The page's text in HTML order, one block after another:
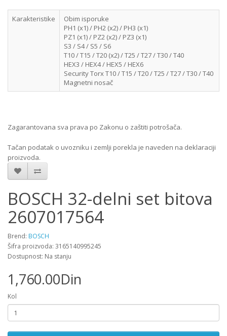
Karakteristike
Obim isporuke
PH1 (x1) / PH2 (x2) / PH3 (x1)
PZ1 (x1) / PZ2 (x2) / PZ3 (x1)
S3 / S4 / S5 / S6
T10 / T15 / T20 (x2) / T25 / T27 / T30 / T40
HEX3 / HEX4 / HEX5 / HEX6
Security Torx T10 / T15 / T20 / T25 / T27 / T30 / T40
Magnetni nosač
Zagarantovana sva prava po Zakonu o zaštiti potrošača.
Tačan podatak o uvozniku i zemlji porekla je naveden na deklaraciji
proizvoda.
BOSCH 32-delni set bitova
2607017564
Brend: BOSCH
Šifra proizvoda: 3165140995245
Dostupnost: Na stanju
1,760.00Din
Kol